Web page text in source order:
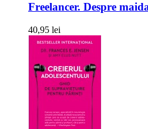
Freelancer. Despre
40,95 lei